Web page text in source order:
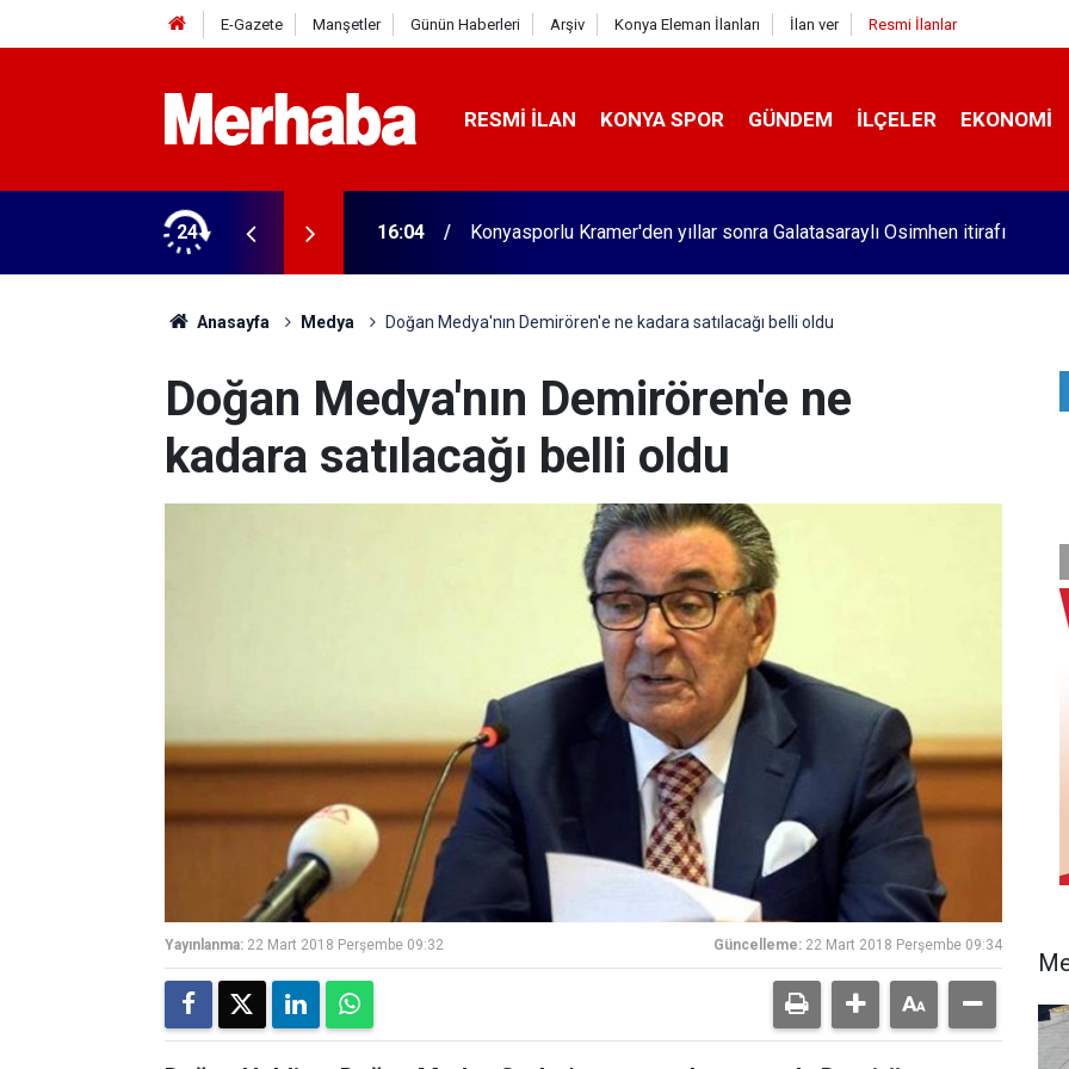
E-Gazete Manşetler Günün Haberleri Arşiv Konya Eleman İlanları İlan ver Resmi İlanlar
RESMI İLAN KONYA SPOR GÜNDEM İLÇELER EKONOMI
24
satın aldı! 313 beygir motoru var 16:04 Konyasporlu Kramer'den yıllar sonra Galatasaraylı Osimhen itirafı
Anasayfa Medya Doğan Medya'nın Demirören'e ne kadara satılacağı belli oldu
Doğan Medya'nın Demirören'e ne
kadara satılacağı belli oldu
Yayınlanma: 22 Mart 2018 Perşembe 09:32 Güncelleme: 22 Mart 2018 Perşembe 09:34